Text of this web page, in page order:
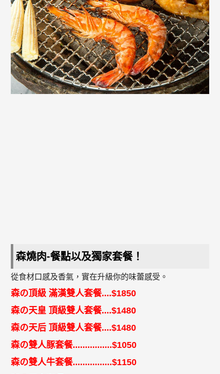
森燒肉-餐點以及獨家套餐！
從食材口感及香氣，實在升級你的味蕾感受。
森の頂級 滿漢雙人套餐....$1850
森の天皇 頂級雙人套餐....$1480
森の天后 頂級雙人套餐....$1480
森の雙人豚套餐................$1050
森の雙人牛套餐................$1150